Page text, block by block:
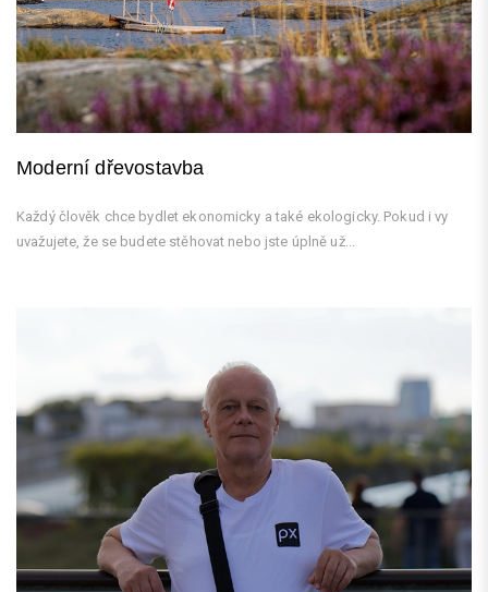
Moderní dřevostavba
Každý člověk chce bydlet ekonomicky a také ekologicky. Pokud i vy
uvažujete, že se budete stěhovat nebo jste úplně už...